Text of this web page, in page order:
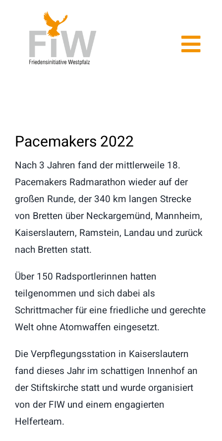
springen
Über uns
Veranstaltungen
English Information
Kontakt
Pacemakers 2022
Nach 3 Jahren fand der mittlerweile 18.
Pacemakers Radmarathon wieder auf der
großen Runde, der 340 km langen Strecke
von Bretten über Neckargemünd, Mannheim,
Kaiserslautern, Ramstein, Landau und zurück
nach Bretten statt.
Über 150 Radsportlerinnen hatten
teilgenommen und sich dabei als
Schrittmacher für eine friedliche und gerechte
Welt ohne Atomwaffen eingesetzt.
Die Verpflegungsstation in Kaiserslautern
fand dieses Jahr im schattigen Innenhof an
der Stiftskirche statt und wurde organisiert
von der FIW und einem engagierten
Helferteam.